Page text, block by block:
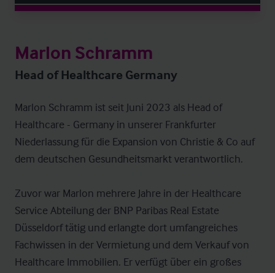
Marlon Schramm
Head of Healthcare Germany
Marlon Schramm ist seit Juni 2023 als Head of
Healthcare - Germany in unserer Frankfurter
Niederlassung für die Expansion von Christie & Co auf
dem deutschen Gesundheitsmarkt verantwortlich.
Zuvor war Marlon mehrere Jahre in der Healthcare
Service Abteilung der BNP Paribas Real Estate
Düsseldorf tätig und erlangte dort umfangreiches
Fachwissen in der Vermietung und dem Verkauf von
Healthcare Immobilien. Er verfügt über ein großes